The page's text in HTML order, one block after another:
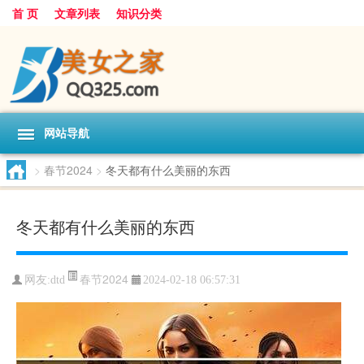
首 页 文章列表 知识分类
网站导航
> 春节2024 > 冬天都有什么美丽的东西
冬天都有什么美丽的东西
网友:dtd 春节2024 2024-02-18 06:57:31